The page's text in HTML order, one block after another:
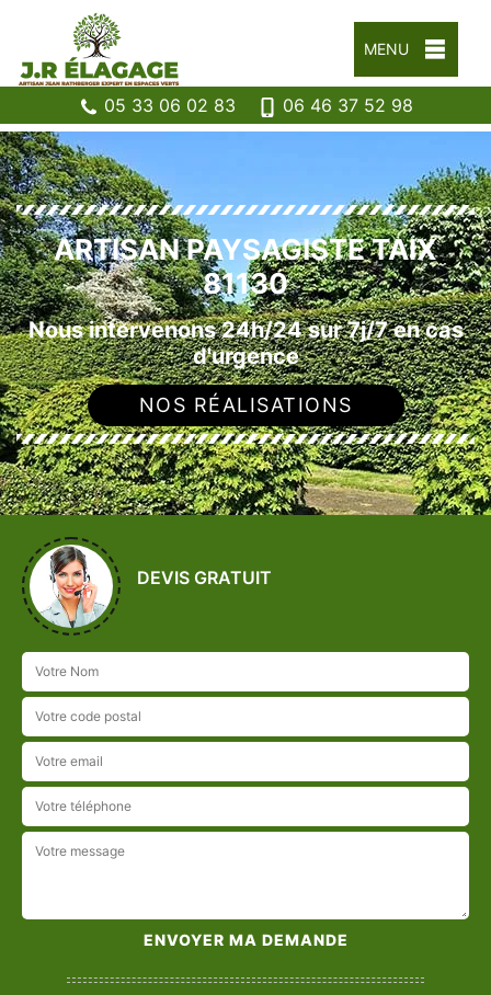
MENU
05 33 06 02 83 06 46 37 52 98
ARTISAN PAYSAGISTE TAIX
81130
Nous intervenons 24h/24 sur 7j/7 en cas
d'urgence
NOS RÉALISATIONS
DEVIS GRATUIT